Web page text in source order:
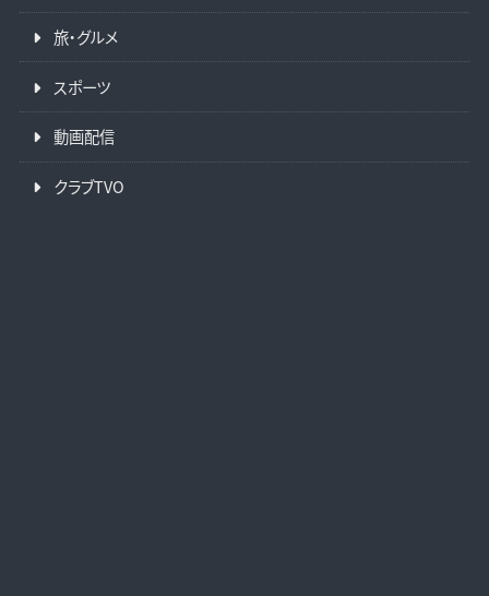
旅・グルメ
スポーツ
動画配信
クラブTVO